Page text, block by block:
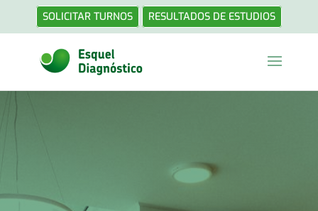
SOLICITAR TURNOS RESULTADOS DE ESTUDIOS